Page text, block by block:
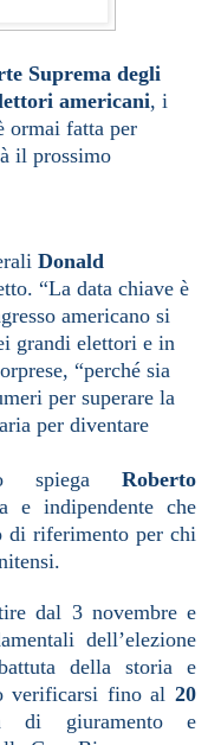
Suprema degli
americani, i
ormai fatta per
il prossimo
Donald
“La data chiave è
americano si
grandi elettori e in
“perché sia
per superare la
per diventare
spiega Roberto
e indipendente che
di riferimento per chi
dal 3 novembre e
dell’elezione
della storia e
verificarsi fino al 20
di giuramento e